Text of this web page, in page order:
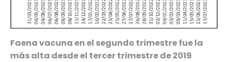
Faena vacuna en el segundo trimestre fue la
más alta desde el tercer trimestre de 2019